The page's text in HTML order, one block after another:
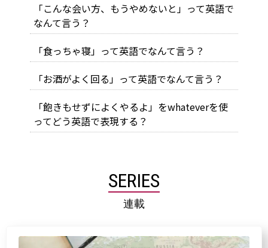
「こんな会い方、もうやめないと」って英語で
なんて言う？
「食っちゃ寝」って英語でなんて言う？
「お酒がよく回る」って英語でなんて言う？
「飽きもせずによくやるよ」をwhateverを使
ってどう英語で表現する？
SERIES
連載